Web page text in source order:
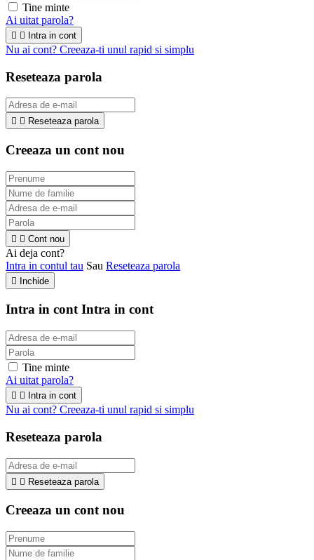
Tine minte
Ai uitat parola?
  Intra in cont
Nu ai cont? Creeaza-ti unul rapid si simplu
Reseteaza parola
  Reseteaza parola
Creeaza un cont nou
  Cont nou
Ai deja cont?
Intra in contul tau Sau Reseteaza parola
 Inchide
Intra in contIntra in cont
Tine minte
Ai uitat parola?
  Intra in cont
Nu ai cont? Creeaza-ti unul rapid si simplu
Reseteaza parola
  Reseteaza parola
Creeaza un cont nou